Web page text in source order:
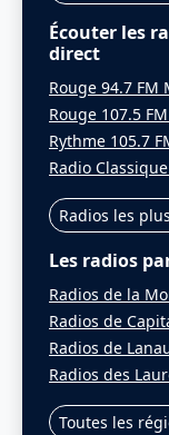
Écouter les
direct
Rouge 94.7
Rouge 107.5
Rythme 105.7
Radio
Radios les
Les radios
Radios de la
Radios de
Radios de
Radios des
Toutes les